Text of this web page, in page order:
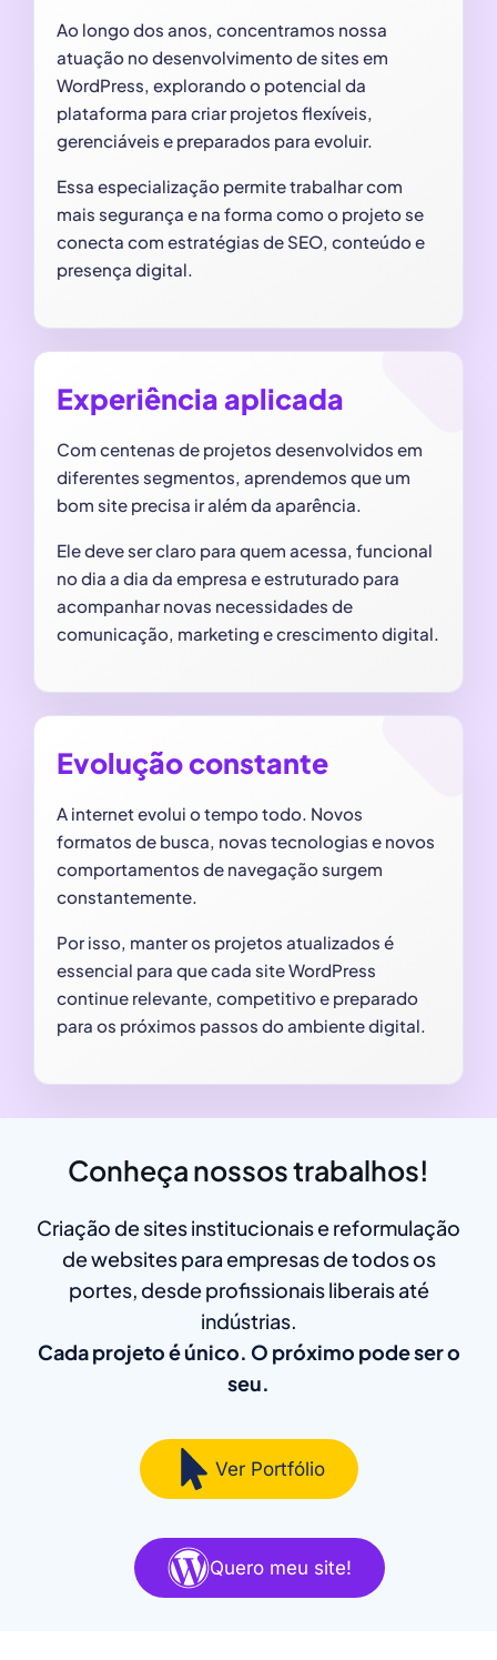
Ao longo dos anos, concentramos nossa
atuação no desenvolvimento de sites em
WordPress, explorando o potencial da
plataforma para criar projetos flexíveis,
gerenciáveis e preparados para evoluir.
Essa especialização permite trabalhar com
mais segurança e na forma como o projeto se
conecta com estratégias de SEO, conteúdo e
presença digital.
Experiência aplicada
Com centenas de projetos desenvolvidos em
diferentes segmentos, aprendemos que um
bom site precisa ir além da aparência.
Ele deve ser claro para quem acessa, funcional
no dia a dia da empresa e estruturado para
acompanhar novas necessidades de
comunicação, marketing e crescimento digital.
Evolução constante
A internet evolui o tempo todo. Novos
formatos de busca, novas tecnologias e novos
comportamentos de navegação surgem
constantemente.
Por isso, manter os projetos atualizados é
essencial para que cada site WordPress
continue relevante, competitivo e preparado
para os próximos passos do ambiente digital.
Conheça nossos trabalhos!
Criação de sites institucionais e reformulação
de websites para empresas de todos os
portes, desde profissionais liberais até
indústrias.
Cada projeto é único. O próximo pode ser o
seu.
Ver Portfólio
Quero meu site!